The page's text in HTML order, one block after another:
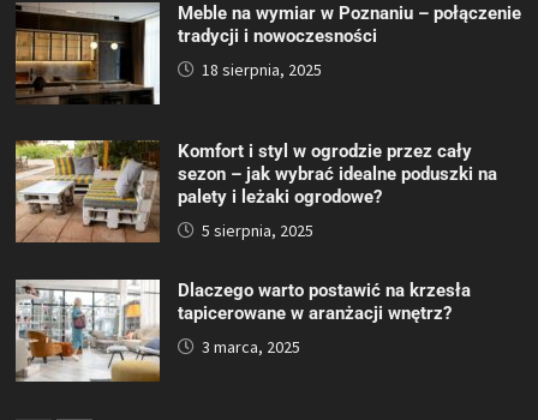
Meble na wymiar w Poznaniu – połączenie
tradycji i nowoczesności
18 sierpnia, 2025
Komfort i styl w ogrodzie przez cały
sezon – jak wybrać idealne poduszki na
palety i leżaki ogrodowe?
5 sierpnia, 2025
Dlaczego warto postawić na krzesła
tapicerowane w aranżacji wnętrz?
3 marca, 2025